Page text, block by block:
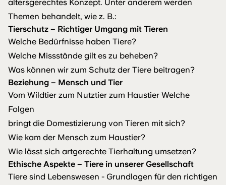
altersgerechtes Konzept. Unter anderem werden
Themen behandelt, wie z. B.:
Tierschutz – Richtiger Umgang mit Tieren
Welche Bedürfnisse haben Tiere?
Welche Missstände gilt es zu beheben?
Was können wir zum Schutz der Tiere beitragen?
Beziehung – Mensch und Tier
Vom Wildtier zum Nutztier zum Haustier Welche
Folgen
bringt die Domestizierung von Tieren mit sich?
Wie kam der Mensch zum Haustier?
Wie lässt sich artgerechte Tierhaltung umsetzen?
Ethische Aspekte – Tiere in unserer Gesellschaft
Tiere sind Lebenswesen - Grundlagen für den richtigen